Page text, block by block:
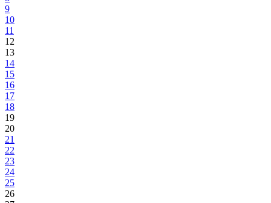
Izdvojeno 255.050 KM-Potpisani ugovori o dodjeli finansijskih
sredstava, za finansiranje/sufinansiranje projekata, programa i
boračkih udruženja
Sa iznosima od 1.000 do 45.000 KM podržano 28 udruženja i
fondacija od interesa za boračku populaciju
29.10.2024